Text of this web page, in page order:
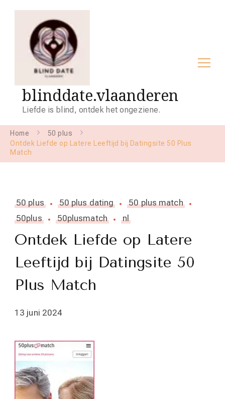
blinddate.vlaanderen
Liefde is blind, ontdek het ongeziene.
Home
50 plus
Ontdek Liefde op Latere Leeftijd bij Datingsite 50 Plus
Match
50 plus 50 plus dating
50 plus match
50plus
50plusmatch nl
Ontdek Liefde op Latere
Leeftijd bij Datingsite 50
Plus Match
13 juni 2024